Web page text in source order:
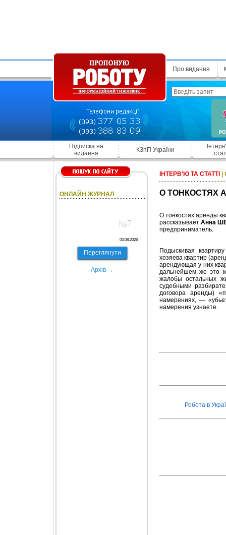
Про видання
Підписка на
видання
КЗпП України
ОНЛАЙН ЖУРНАЛ
№7
03.08.2026
Переглянути
Архів →
ІНТЕРВ'Ю ТА СТАТТІ
О ТОНКОСТЯХ
О тонкостях аренды
рассказывает Анна
предприниматель.
Подыскивая
хозяева квартир
арендующая у них
дальнейшем же это
жалобы остальных
судебными
договора аренды)
намерениях, —
намерения узнаете.
Робота в